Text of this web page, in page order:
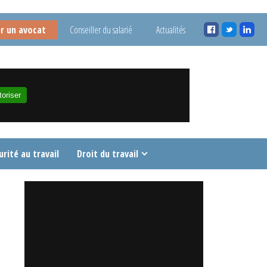
un avocat Conseiller du salarié Actualités
au travail Droit du travail